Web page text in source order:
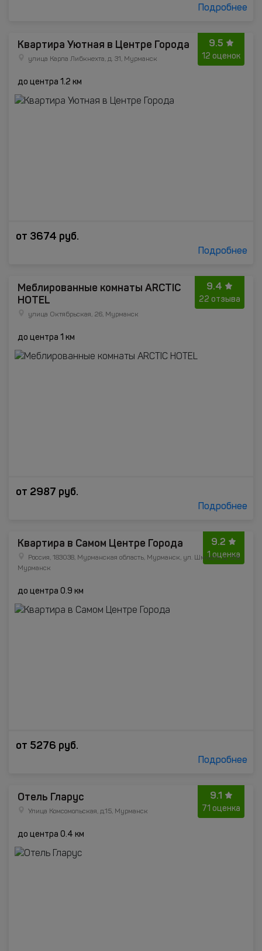
Подробнее
9.5
12 оценок
Квартира Уютная в Центре Города
улица Карла Либкнехта, д. 31, Мурманск
до центра 1.2 км
от 3674 руб.
Подробнее
9.4
22 отзыва
Меблированные комнаты ARCTIC
HOTEL
улица Октябрьская, 26, Мурманск
до центра 1 км
от 2987 руб.
Подробнее
9.2
1 оценка
Квартира в Самом Центре Города
Россия, 183038, Мурманская область, Мурманск, ул. Шмидта, д. 33а,
Мурманск
до центра 0.9 км
от 5276 руб.
Подробнее
9.1
71 оценка
Отель Гларус
Улица Комсомольская, д.15, Мурманск
до центра 0.4 км